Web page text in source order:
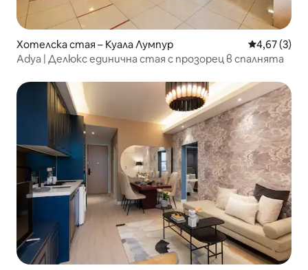
Хотелска стая – Куала Лумпур Средна
4,67 (3)
Adya | Делюкс единична стая с прозорец в спалнята